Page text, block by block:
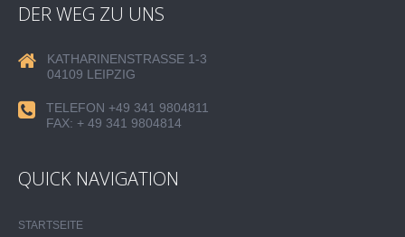
DER WEG ZU UNS
KATHARINENSTRASSE 1-3
04109 LEIPZIG
TELEFON +49 341 9804811
FAX: + 49 341 9804814
QUICK NAVIGATION
STARTSEITE